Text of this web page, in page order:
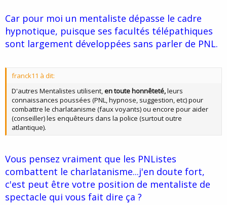
Car pour moi un mentaliste dépasse le cadre
hypnotique, puisque ses facultés télépathiques
sont largement développées sans parler de PNL.
franck11 à dit:
D'autres Mentalistes utilisent,en toute honnêteté,leurs
connaissances poussées (PNL, hypnose, suggestion, etc) pour
combattre le charlatanisme (faux voyants) ou encore pour aider
(conseiller) les enquêteurs dans la police (surtout outre
atlantique).
Vous pensez vraiment que les PNListes
combattent le charlatanisme...j'en doute fort,
c'est peut être votre position de mentaliste de
spectacle qui vous fait dire ça ?